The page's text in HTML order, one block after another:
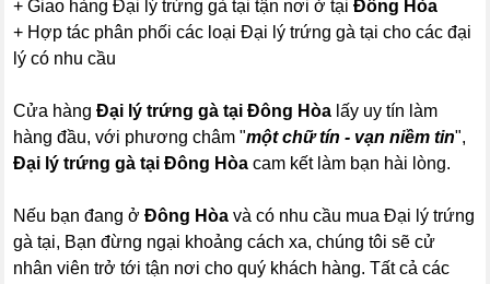
+ Giao hàng Đại lý trứng gà tại tận nơi ở tạiĐông Hòa
+ Hợp tác phân phối các loại Đại lý trứng gà tại cho các đại
lý có nhu cầu
Cửa hàngĐại lý trứng gà tại Đông Hòa lấy uy tín làm
hàng đầu, với phương châm "một chữ tín - vạn niềm tin",
Đại lý trứng gà tại Đông Hòa cam kết làm bạn hài lòng.
Nếu bạn đang ởĐông Hòa và có nhu cầu mua Đại lý trứng
gà tại, Bạn đừng ngại khoảng cách xa, chúng tôi sẽ cử
nhân viên trở tới tận nơi cho quý khách hàng. Tất cả các